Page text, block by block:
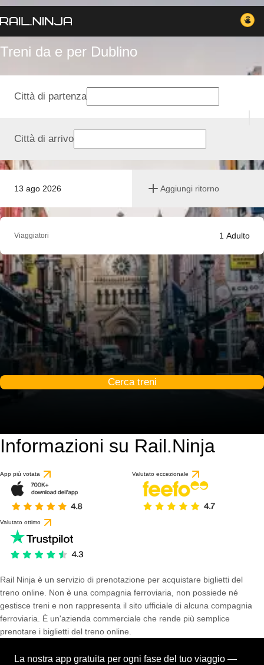
Treni da e per Dublino
13 ago 2026 Aggiungi ritorno
Città di partenza
Città di arrivo
Viaggiatori 1 Adulto
Cerca treni
Informazioni su Rail.Ninja
App più votata Valutato eccezionale
Valutato ottimo
Rail Ninja è un servizio di prenotazione per acquistare biglietti del
treno online. Non è una compagnia ferroviaria, non possiede né
gestisce treni e non rappresenta il sito ufficiale di alcuna compagnia
ferroviaria. È un'azienda commerciale che rende più semplice
prenotare i biglietti del treno online.
La nostra app gratuita per ogni fase del tuo viaggio —